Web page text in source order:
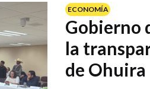
ECONOMÍA
Gobierno
la
de Ohuira